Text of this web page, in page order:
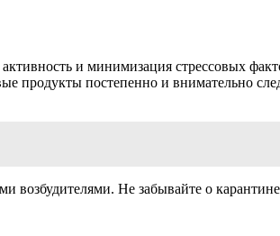
и минимизация стрессовых
продукты постепенно и внимательно
возбудителями. Не забывайте о